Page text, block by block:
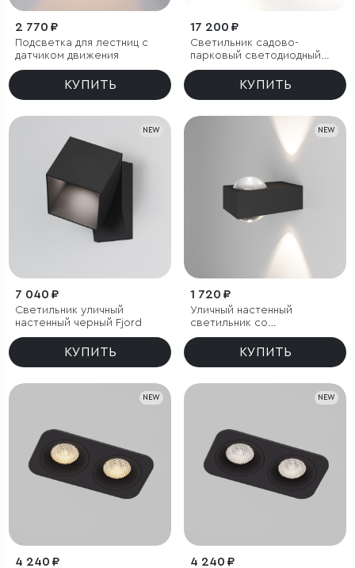
2 770 ₽
Подсветка для лестниц с
датчиком движения
КУПИТЬ
17 200 ₽
Светильник садово-
парковый светодиодный
Fjord
КУПИТЬ
NEW
7 040 ₽
Светильник уличный
настенный черный Fjord
КУПИТЬ
NEW
1 720 ₽
Уличный настенный
светильник со
светодиодами Lenses
КУПИТЬ
NEW
4 240 ₽
NEW
4 240 ₽